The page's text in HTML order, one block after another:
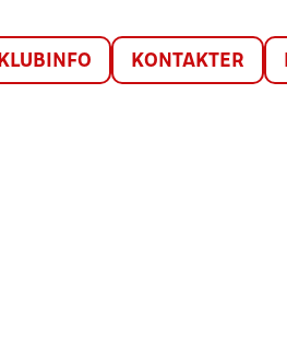
KLUBINFO KONTAKTER